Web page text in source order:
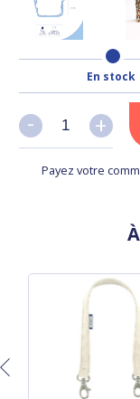
En stock
+
- +
-
Payez votre